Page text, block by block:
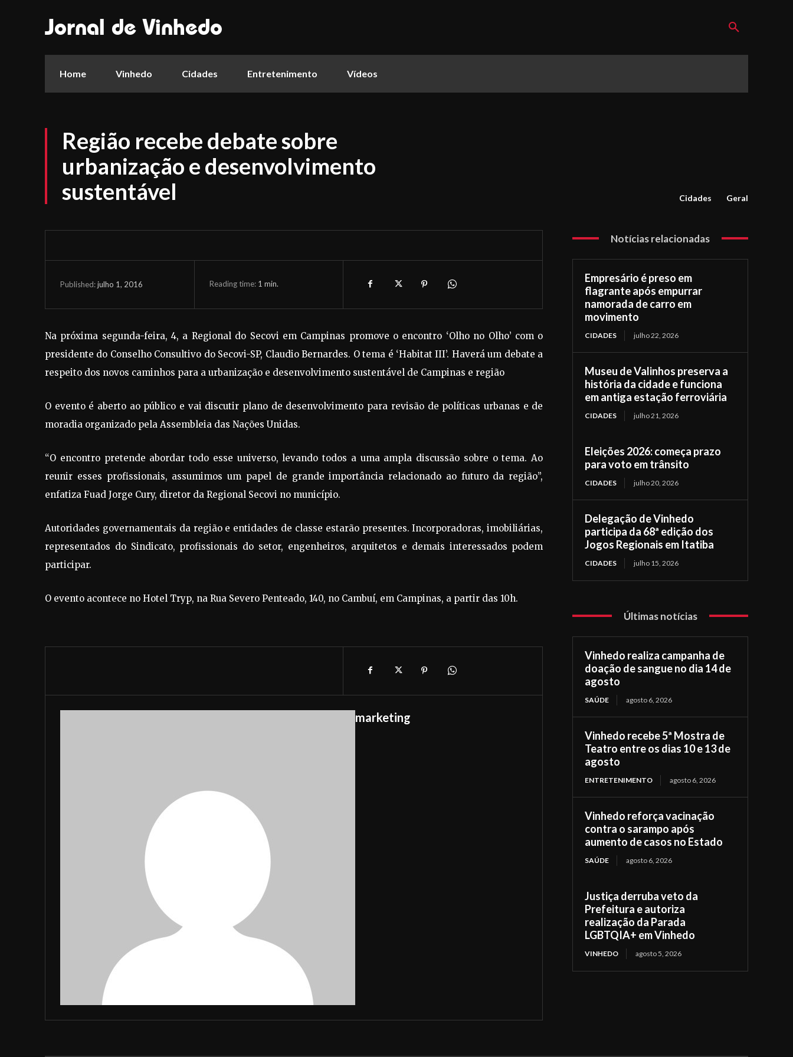
Jornal de Vinhedo
Home Vinhedo Cidades Entretenimento Vídeos
Região recebe debate sobre
urbanização e desenvolvimento
sustentável
Cidades Geral
Published:julho 1, 2016 Reading time: 1 min.
Na próxima segunda-feira, 4, a Regional do Secovi em Campinas promove o encontro ‘Olho no Olho’ com o
presidente do Conselho Consultivo do Secovi-SP, Claudio Bernardes. O tema é ‘Habitat III’. Haverá um debate a
respeito dos novos caminhos para a urbanização e desenvolvimento sustentável de Campinas e região
O evento é aberto ao público e vai discutir plano de desenvolvimento para revisão de políticas urbanas e de
moradia organizado pela Assembleia das Nações Unidas.
“O encontro pretende abordar todo esse universo, levando todos a uma ampla discussão sobre o tema. Ao
reunir esses profissionais, assumimos um papel de grande importância relacionado ao futuro da região”,
enfatiza Fuad Jorge Cury, diretor da Regional Secovi no município.
Autoridades governamentais da região e entidades de classe estarão presentes. Incorporadoras, imobiliárias,
representados do Sindicato, profissionais do setor, engenheiros, arquitetos e demais interessados podem
participar.
O evento acontece no Hotel Tryp, na Rua Severo Penteado, 140, no Cambuí, em Campinas, a partir das 10h.
marketing
Notícias relacionadas
Empresário é preso em
flagrante após empurrar
namorada de carro em
movimento
CIDADES julho 22, 2026
Museu de Valinhos preserva a
história da cidade e funciona
em antiga estação ferroviária
CIDADES julho 21, 2026
Eleições 2026: começa prazo
para voto em trânsito
CIDADES julho 20, 2026
Delegação de Vinhedo
participa da 68ª edição dos
Jogos Regionais em Itatiba
CIDADES julho 15, 2026
Últimas notícias
Vinhedo realiza campanha de
doação de sangue no dia 14 de
agosto
SAÚDE agosto 6, 2026
Vinhedo recebe 5ª Mostra de
Teatro entre os dias 10 e 13 de
agosto
ENTRETENIMENTO agosto 6, 2026
Vinhedo reforça vacinação
contra o sarampo após
aumento de casos no Estado
SAÚDE agosto 6, 2026
Justiça derruba veto da
Prefeitura e autoriza
realização da Parada
LGBTQIA+ em Vinhedo
VINHEDO agosto 5, 2026